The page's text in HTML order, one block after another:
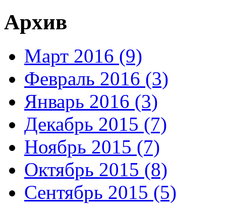
Архив
Март 2016 (9)
Февраль 2016 (3)
Январь 2016 (3)
Декабрь 2015 (7)
Ноябрь 2015 (7)
Октябрь 2015 (8)
Сентябрь 2015 (5)